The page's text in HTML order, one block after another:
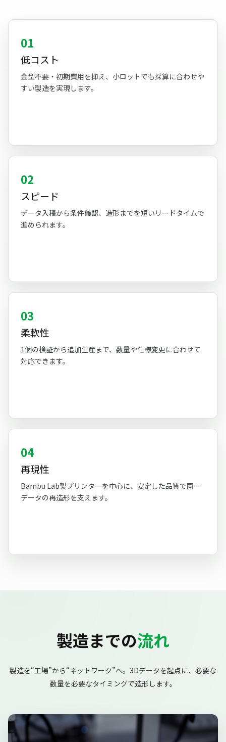
01
低コスト
金型不要・初期費用を抑え、小ロットでも採算に合わせや
すい製造を実現します。
02
スピード
データ入稿から条件確認、造形までを短いリードタイムで
進められます。
03
柔軟性
1個の検証から追加生産まで、数量や仕様変更に合わせて
対応できます。
04
再現性
Bambu Lab製プリンターを中心に、安定した品質で同一
データの再造形を支えます。
製造までの流れ
製造を“工場”から“ネットワーク”へ。3Dデータを起点に、必要な
数量を必要なタイミングで造形します。